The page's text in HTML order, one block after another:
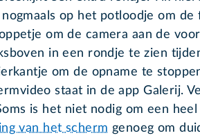
nogmaals op het potloodje om
om de camera aan de
in een rondje te zien
om de opname te
staat in de app Galerij.
is het niet nodig om een
van het scherm genoeg om